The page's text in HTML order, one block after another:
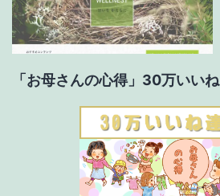
「お母さんの心得」30万いいね